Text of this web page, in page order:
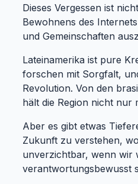
Dieses Vergessen ist
Bewohnens des
und Gemeinschaften
Lateinamerika ist pure
forschen mit Sorgfalt,
Revolution. Von den
hält die Region nicht nur
Aber es gibt etwas
Zukunft zu verstehen,
unverzichtbar, wenn wir
verantwortungsbewusst